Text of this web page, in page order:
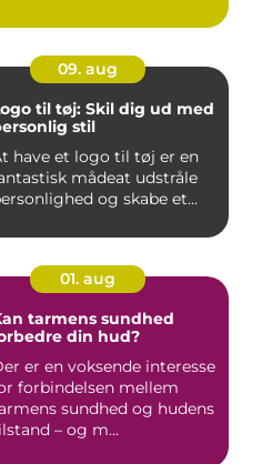
09. aug
til tøj: Skil dig ud med
stil
have et logo til tøj er en
mådeat udstråle
og skabe et...
01. aug
tarmens sundhed
din hud?
er en voksende interesse
forbindelsen mellem
sundhed og hudens
– og m...